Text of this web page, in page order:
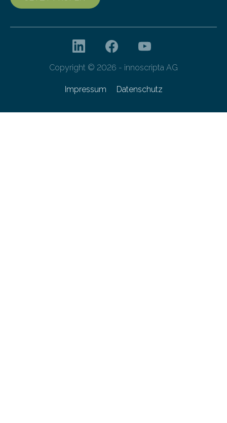
Copyright © 2026 - innoscripta AG
Impressum Datenschutz